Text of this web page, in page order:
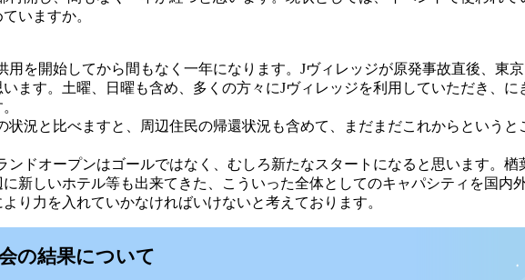
いますか。
を開始してから間もなく一年になります。Jヴィレッジが原発事故直後、東
ます。土曜、日曜も含め、多くの方々にJヴィレッジを利用していただき、
況と比べますと、周辺住民の帰還状況も含めて、まだまだこれからという
ドオープンはゴールではなく、むしろ新たなスタートになると思います。
新しいホテル等も出来てきた、こういった全体としてのキャパシティを国
り力を入れていかなければいけないと考えております。
の結果について